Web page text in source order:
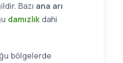
Bazı ana arı
damızlık dahi
bölgelerde